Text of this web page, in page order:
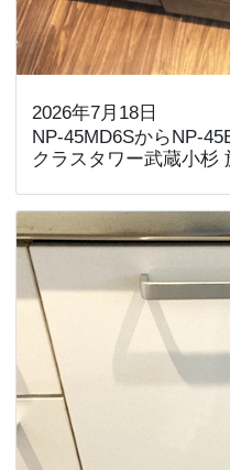
2026年7月18日
NP-45MD6SからNP-
クラスタワー武蔵小杉